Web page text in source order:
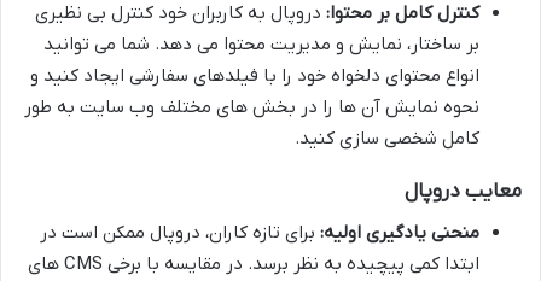
کنترل کامل بر محتوا: دروپال به کاربران خود کنترل بی نظیری
بر ساختار، نمایش و مدیریت محتوا می دهد. شما می توانید
انواع محتوای دلخواه خود را با فیلدهای سفارشی ایجاد کنید و
نحوه نمایش آن ها را در بخش های مختلف وب سایت به طور
کامل شخصی سازی کنید.
معایب دروپال
منحنی یادگیری اولیه: برای تازه کاران، دروپال ممکن است در
ابتدا کمی پیچیده به نظر برسد. در مقایسه با برخی CMS های